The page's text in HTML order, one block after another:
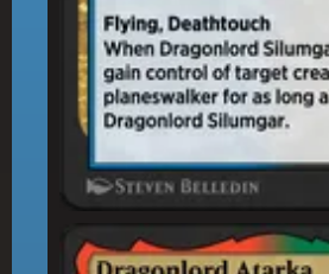
龍(りゅう)王(おう)アタルカ